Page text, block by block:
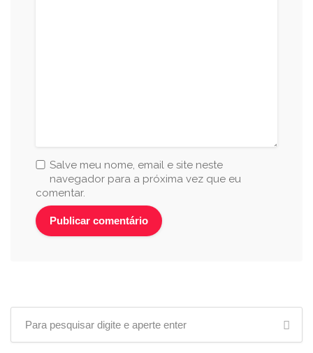
Salve meu nome, email e site neste
navegador para a próxima vez que eu
comentar.